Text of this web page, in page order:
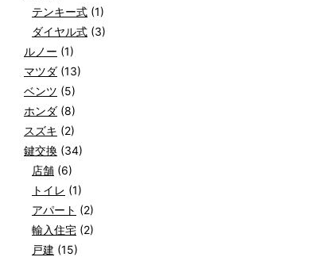
テンキー式 (1)
ダイヤル式 (3)
ルノー (1)
マツダ (13)
ベンツ (5)
ホンダ (8)
スズキ (2)
鍵交換 (34)
店舗 (6)
トイレ (1)
アパート (2)
輸入住宅 (2)
戸建 (15)